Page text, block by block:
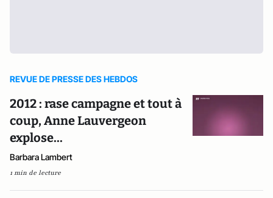
REVUE DE PRESSE DES HEBDOS
2012 : rase campagne et tout à
coup, Anne Lauvergeon
explose...
Barbara Lambert
1 min de lecture